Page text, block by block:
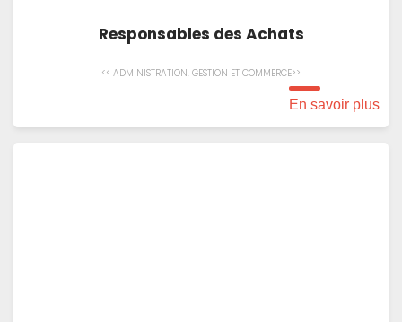
Responsables des Achats
<< ADMINISTRATION, GESTION ET COMMERCE>>
En savoir plus